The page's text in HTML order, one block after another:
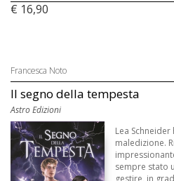
€ 16,90
Francesca Noto
Il segno della tempesta
Astro Edizioni
Lea
maledizione.
sempre stato
gestire, in